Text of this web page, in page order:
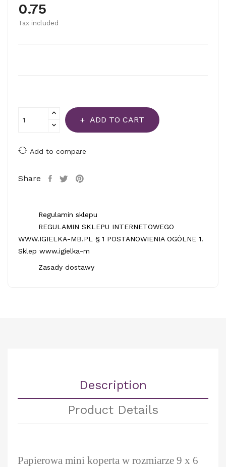
0.75
Tax included
ADD TO CART
Add to compare
Share
Regulamin sklepu
REGULAMIN SKLEPU INTERNETOWEGO
WWW.IGIELKA-MB.PL § 1 POSTANOWIENIA OGÓLNE 1.
Sklep www.igielka-m
Zasady dostawy
Description
Product Details
Papierowa mini koperta w rozmiarze 9 x 6